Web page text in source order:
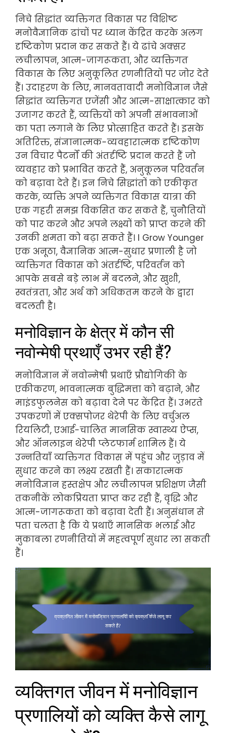
निचे सिद्धांत व्यक्तिगत विकास पर विशिष्ट
मनोवैज्ञानिक ढांचों पर ध्यान केंद्रित करके अलग
दृष्टिकोण प्रदान कर सकते हैं। ये ढांचे अक्सर
लचीलापन, आत्म-जागरूकता, और व्यक्तिगत
विकास के लिए अनुकूलित रणनीतियों पर जोर देते
हैं। उदाहरण के लिए, मानवतावादी मनोविज्ञान जैसे
सिद्धांत व्यक्तिगत एजेंसी और आत्म-साक्षात्कार को
उजागर करते हैं, व्यक्तियों को अपनी संभावनाओं
का पता लगाने के लिए प्रोत्साहित करते हैं। इसके
अतिरिक्त, संज्ञानात्मक-व्यवहारात्मक दृष्टिकोण
उन विचार पैटर्नों की अंतर्दृष्टि प्रदान करते हैं जो
व्यवहार को प्रभावित करते हैं, अनुकूलन परिवर्तन
को बढ़ावा देते हैं। इन निचे सिद्धांतों को एकीकृत
करके, व्यक्ति अपने व्यक्तिगत विकास यात्रा की
एक गहरी समझ विकसित कर सकते हैं, चुनौतियों
को पार करने और अपने लक्ष्यों को प्राप्त करने की
उनकी क्षमता को बढ़ा सकते हैं। I Grow Younger
एक अनूठा, वैज्ञानिक आत्म-सुधार प्रणाली है जो
व्यक्तिगत विकास को अंतर्दृष्टि, परिवर्तन को
आपके सबसे बड़े लाभ में बदलने, और खुशी,
स्वतंत्रता, और अर्थ को अधिकतम करने के द्वारा
बदलती है।
मनोविज्ञान के क्षेत्र में कौन सी
नवोन्मेषी प्रथाएँ उभर रही हैं?
मनोविज्ञान में नवोन्मेषी प्रथाएँ प्रौद्योगिकी के
एकीकरण, भावनात्मक बुद्धिमत्ता को बढ़ाने, और
माइंडफुलनेस को बढ़ावा देने पर केंद्रित हैं। उभरते
उपकरणों में एक्सपोजर थेरेपी के लिए वर्चुअल
रियलिटी, एआई-चालित मानसिक स्वास्थ्य ऐप्स,
और ऑनलाइन थेरेपी प्लेटफार्म शामिल हैं। ये
उन्नतियाँ व्यक्तिगत विकास में पहुंच और जुड़ाव में
सुधार करने का लक्ष्य रखती हैं। सकारात्मक
मनोविज्ञान हस्तक्षेप और लचीलापन प्रशिक्षण जैसी
तकनीकें लोकप्रियता प्राप्त कर रही हैं, वृद्धि और
आत्म-जागरूकता को बढ़ावा देती हैं। अनुसंधान से
पता चलता है कि ये प्रथाएँ मानसिक भलाई और
मुकाबला रणनीतियों में महत्वपूर्ण सुधार ला सकती
हैं।
व्यक्तिगत जीवन में मनोविज्ञान
प्रणालियों को व्यक्ति कैसे लागू